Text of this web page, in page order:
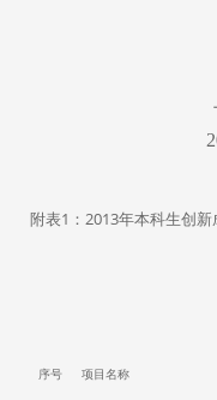
附表1 ： 2013年本科生创新
序号 项目名称